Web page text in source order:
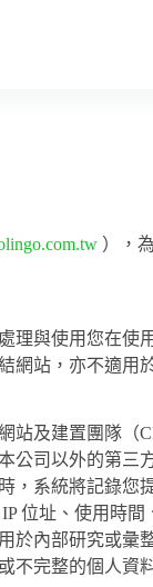
），
理與使用您在使
網站，亦不適用
站及建置團隊
公司以外的第三
，系統將記錄您
位址、使用時
於內部研究或彙
不完整的個人資